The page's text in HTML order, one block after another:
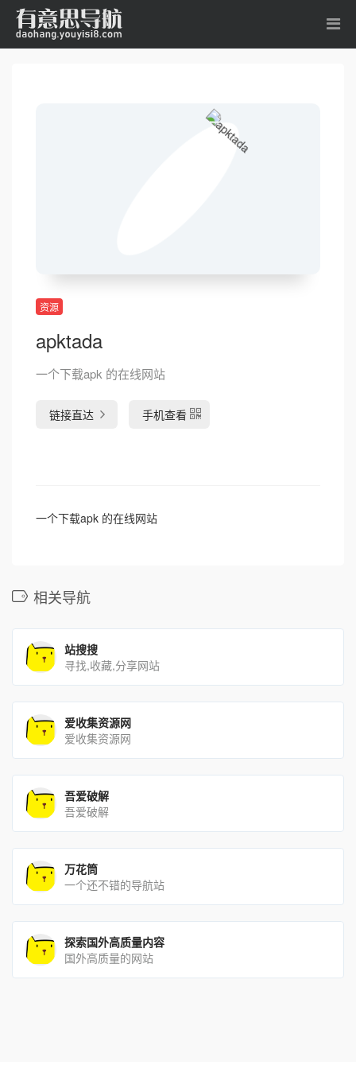
资源
apktada
一个下载apk 的在线网站
链接直达 手机查看
一个下载apk 的在线网站
相关导航
站搜搜
寻找,收藏,分享网站
爱收集资源网
爱收集资源网
吾爱破解
吾爱破解
万花筒
一个还不错的导航站
探索国外高质量内容
国外高质量的网站